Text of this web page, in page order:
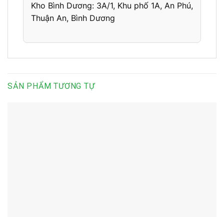
Kho Bình Dương: 3A/1, Khu phố 1A, An Phú,
Thuận An, Bình Dương
SẢN PHẨM TƯƠNG TỰ